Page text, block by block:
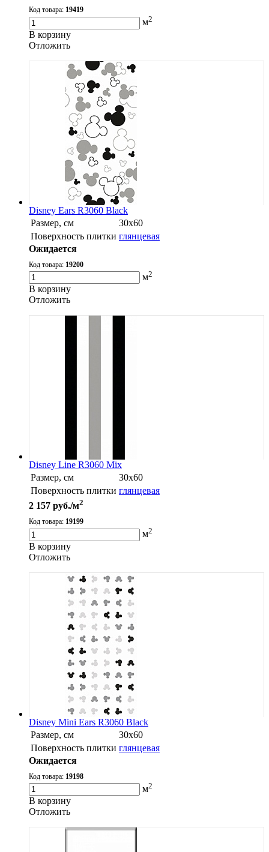
Код товара: 19419
м2
В корзину
Oтложить
Disney Ears R3060 Black
Размер, см
30х60
Поверхность плитки глянцевая
Ожидается
Код товара: 19200
м2
В корзину
Oтложить
Disney Line R3060 Mix
Размер, см
30х60
Поверхность плитки глянцевая
2 157 руб./м2
Код товара: 19199
м2
В корзину
Oтложить
Disney Mini Ears R3060 Black
Размер, см
30х60
Поверхность плитки глянцевая
Ожидается
Код товара: 19198
м2
В корзину
Oтложить